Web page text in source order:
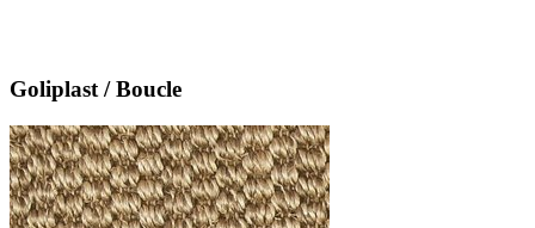
Goliplast / Boucle